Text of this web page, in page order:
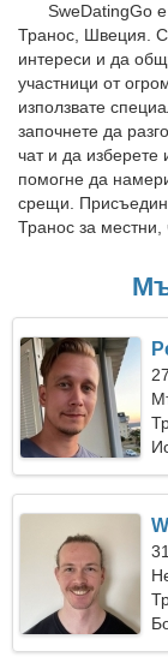
SweDatingGo
Транос, Швеция.
интереси и да
участници от
използвате
започнете да
чат и да
помогне да
срещи.
Транос за местни,